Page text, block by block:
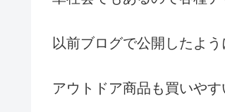
以前ブログで公開したよ
アウトドア商品も買いやす